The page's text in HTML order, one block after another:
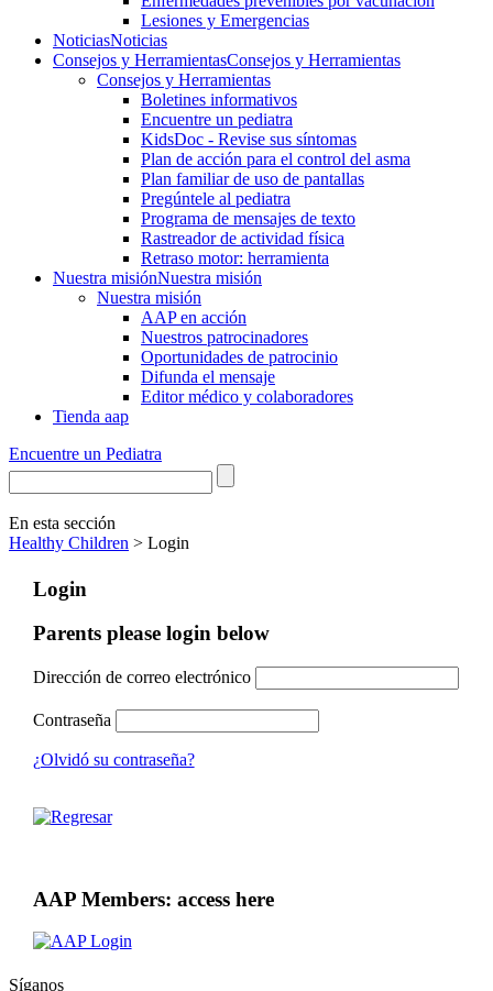
Lesiones y Emergencias
NoticiasNoticias
Consejos y HerramientasConsejos y Herramientas
Consejos y Herramientas
Boletines informativos
Encuentre un pediatra
KidsDoc - Revise sus síntomas
Plan de acción para el control del asma
Plan familiar de uso de pantallas
Pregúntele al pediatra
Programa de mensajes de texto
Rastre​​ador de activida​d física
Retraso motor: herramienta
Nuestra misiónNuestra misión
Nuestra misión
AAP en acción
Nuestros patrocinadores
Oportunidades de patrocinio
Difunda el mensaje
Editor médico y colaboradores
Tienda aap
Encuentre un Pediatra
En esta sección
Healthy Children > Login
Login
Parents please login below
Dirección de correo electrónico
Contraseña
¿Olvidó su contraseña?
AAP Members: access here
Síganos